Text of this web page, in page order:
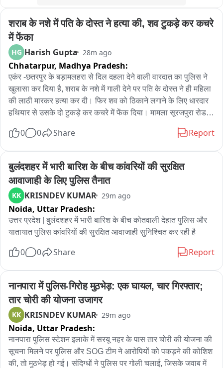
शराब के नशे में पति के दोस्त ने हत्या की, शव टुकड़े कर कचरे
में फेंका
HG Harish Gupta 28m ago
Chhatarpur, Madhya Pradesh:
एकंर -छतरपुर के बड़ामलहरा से दिल दहला देने वाली वारदात का पुलिस ने
खुलासा कर दिया है, शराब के नशे में गाली देने पर पति के दोस्त ने ही महिला
की लाठी मारकर हत्या कर दी। फिर शव को ठिकाने लगाने के लिए धारदार
हथियार से उसके दो टुकड़े कर कचरे में फेंक दिया। मामला सूरजपुरा रोड
रुखसाना 4 अगस्त से लापता थी। 5 अगस्त को गांव में कचरे के ढेर में शव
पुलिस जांच में खुलासा हुआ कि 4 अगस्त को रुखसाना शराब पीने पति के
दोस्त पड़ोसी बुद्ध अहिरवार के घर गई थी। ज्यादा शराब पीने के बाद
रुखसाना ने गाली-गलौज शुरू कर दी। इससे नाराज होकर आरोपी ने लाठी
से सिर पर वार कर दिया, जिससे रुखसाना की मौके पर ही मौत हो गई।
मृतिका मोटी थी जिसका शव ठिकाने लगाने में आरोपी को परेशानी हो रही थी,
आरोपी ने रात में धारदार हथियार से शव के दो हिस्से किए और दोनों टुकड़ों
को गांव के कचरे के ढेर में फेंक दिया। पुलिस ने आरोपी बुद्ध अहिरवार को
0 0 Share Report
बुलंदशहर में भारी बारिश के बीच कांवरियों की सुरक्षित
आवाजाही के लिए पुलिस तैनात
KK KRISNDEV KUMAR 29m ago
Noida, Uttar Pradesh:
उत्तर प्रदेश | बुलंदशहर में भारी बारिश के बीच कोतवाली देहात पुलिस और
यातायात पुलिस कांवरियों की सुरक्षित आवाजाही सुनिश्चित कर रही है
0 0 Share Report
नानपारा में पुलिस-गिरोह मुठभेड़: एक घायल, चार गिरफ्तार;
तार चोरी की योजना उजागर
KK KRISNDEV KUMAR 29m ago
Noida, Uttar Pradesh:
नानपारा पुलिस स्टेशन इलाके में सरयू नहर के पास तार चोरी की योजना की
सूचना मिलने पर पुलिस और SOG टीम ने आरोपियों को पकड़ने की कोशिश
की, तो मुठभेड़ हो गई। संदिग्धों ने पुलिस पर गोली चलाई, जिसके जवाब में